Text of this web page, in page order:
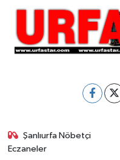
Şanlıurfa Nöbetçi
Eczaneler